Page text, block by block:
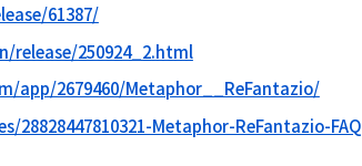
61387/
release/250924_2.html
app/2679460/Metaphor__ReFantazio/
Metaphor-ReFantazio-FAQ